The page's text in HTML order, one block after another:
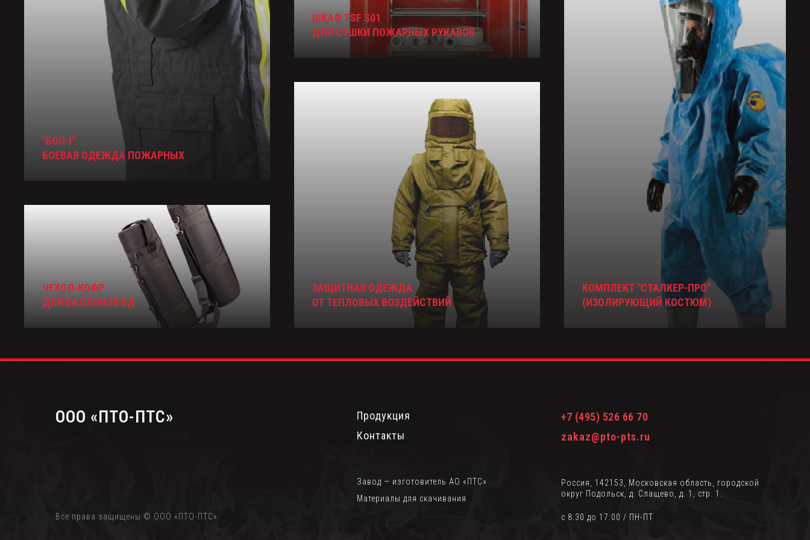
"БОП-I"
БОЕВАЯ ОДЕЖДА ПОЖАРНЫХ
ЧЕХОЛ-КОФР
ДЛЯ БАЛЛОНОВ ВД
ШКАФ TSF S01
ДЛЯ СУШКИ ПОЖАРНЫХ РУКАВОВ
ЗАЩИТНАЯ ОДЕЖДА
ОТ ТЕПЛОВЫХ ВОЗДЕЙСТВИЙ
КОМПЛЕКТ "СТАЛКЕР-ПРО"
(ИЗОЛИРУЮЩИЙ КОСТЮМ)
Продукция
Контакты
Завод — изготовитель АО «ПТС»
Материалы для скачивания
OOО «ПТО-ПТС»
с 8:30 до 17:00 / ПН-ПТ
Россия, 142153, Московская область, городской
округ Подольск, д. Слащево, д. 1, стр. 1.
+7 (495) 526 66 70
zakaz@pto-pts.ru
Все права защищены © ООО «ПТО-ПТС»